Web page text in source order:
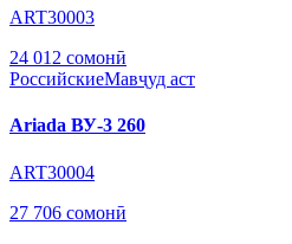
ART30003
24 012 сомонӣ
РоссийскиеМавҷуд аст
Ariada ВУ-3 260
ART30004
27 706 сомонӣ